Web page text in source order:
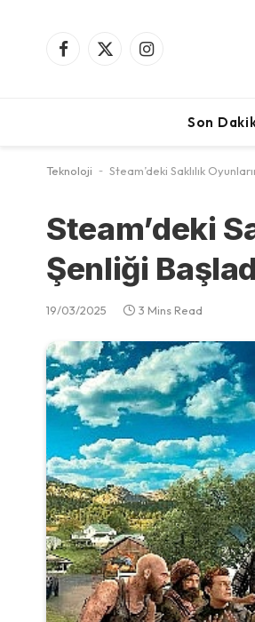
Facebook
X
Instagram
Son
Teknoloji - Steam’deki Saklılık
Steam’deki
Şenliği
19/03/2025 3 Mins Read